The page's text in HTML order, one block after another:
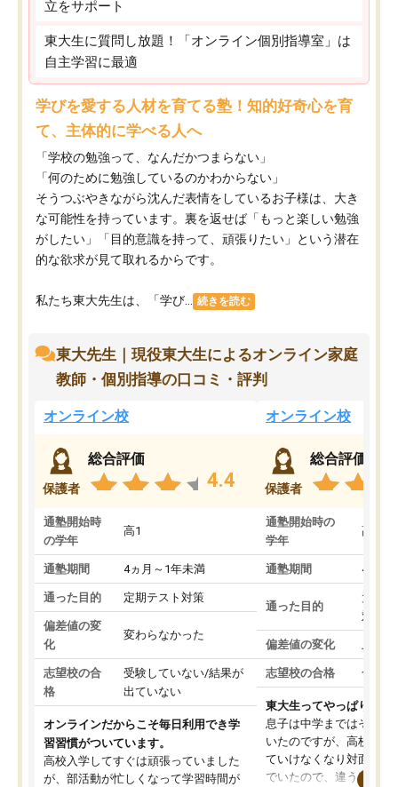
立をサポート
東大生に質問し放題！「オンライン個別指導室」は
自主学習に最適
学びを愛する人材を育てる塾！知的好奇心を育
て、主体的に学べる人へ
「学校の勉強って、なんだかつまらない」
「何のために勉強しているのかわからない」
そうつぶやきながら沈んだ表情をしているお子様は、大き
な可能性を持っています。裏を返せば「もっと楽しい勉強
がしたい」「目的意識を持って、頑張りたい」という潜在
的な欲求が見て取れるからです。
私たち東大先生は、「学び... 続きを読む
東大先生｜現役東大生によるオンライン家庭
教師・個別指導の口コミ・評判
オンライン校
保護者
総合評価
4.4
通塾開始時
の学年
高1
通塾期間 4ヵ月～1年未満
通った目的 定期テスト対策
偏差値の変
化
変わらなかった
志望校の合
格
受験していない/結果が
出ていない
オンラインだからこそ毎日利用でき学
習習慣がついています。
高校入学してすぐは頑張っていました
が、部活動が忙しくなって学習時間が
オンライン校
保護者
総合評価
通塾開始時の
学年
高3
通塾期間 4ヵ月
通った目的
大学
対策
偏差値の変化 上が
志望校の合格 合格
東大生ってやっぱりすご
息子は中学まではそこそ
いたのですが、高校に入
ていけなくなり対面の塾
でいたので、違うアプロ